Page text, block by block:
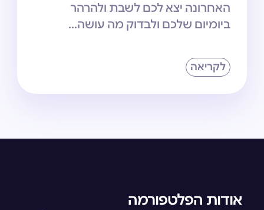
האחרונה יצא לכם לשבת ולהרהר
ביומיום שלכם ולבדוק מה עושה...
לקריאה
אודות הפלטפורמה